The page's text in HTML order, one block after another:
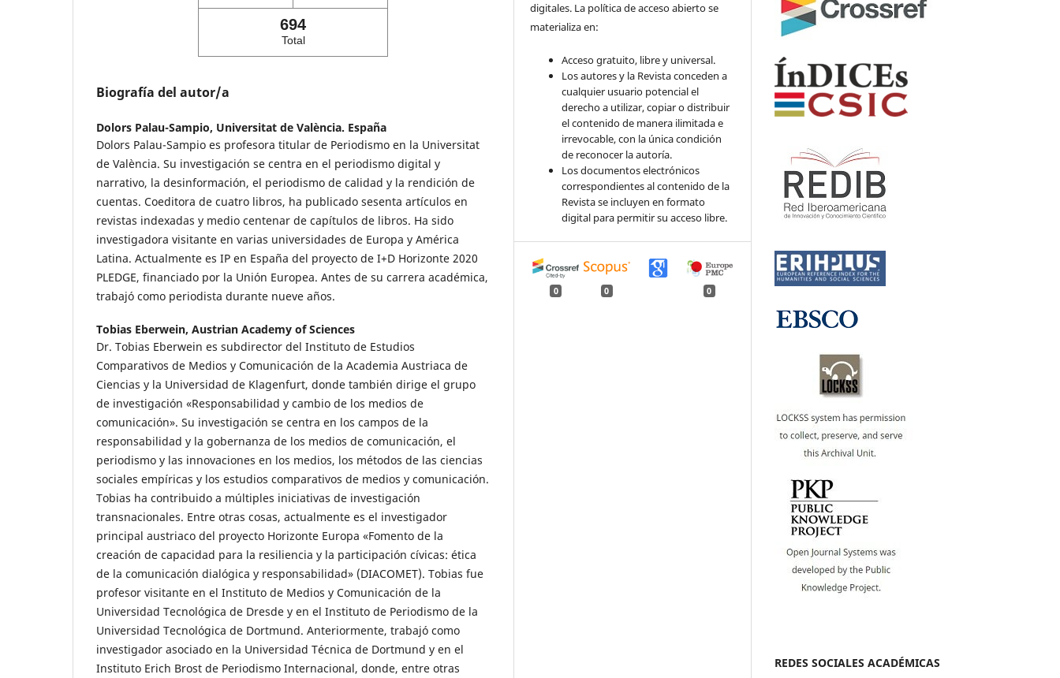
694
Total
Biografía del autor/a
Dolors Palau-Sampio, Universitat de València. España
Dolors Palau-Sampio es profesora titular de Periodismo en la Universitat
de València. Su investigación se centra en el periodismo digital y
narrativo, la desinformación, el periodismo de calidad y la rendición de
cuentas. Coeditora de cuatro libros, ha publicado sesenta artículos en
revistas indexadas y medio centenar de capítulos de libros. Ha sido
investigadora visitante en varias universidades de Europa y América
Latina. Actualmente es IP en España del proyecto de I+D Horizonte 2020
PLEDGE, financiado por la Unión Europea. Antes de su carrera académica,
trabajó como periodista durante nueve años.
Tobias Eberwein, Austrian Academy of Sciences
Dr. Tobias Eberwein es subdirector del Instituto de Estudios
Comparativos de Medios y Comunicación de la Academia Austriaca de
Ciencias y la Universidad de Klagenfurt, donde también dirige el grupo
de investigación «Responsabilidad y cambio de los medios de
comunicación». Su investigación se centra en los campos de la
responsabilidad y la gobernanza de los medios de comunicación, el
periodismo y las innovaciones en los medios, los métodos de las ciencias
sociales empíricas y los estudios comparativos de medios y comunicación.
Tobias ha contribuido a múltiples iniciativas de investigación
transnacionales. Entre otras cosas, actualmente es el investigador
principal austriaco del proyecto Horizonte Europa «Fomento de la
creación de capacidad para la resiliencia y la participación cívicas: ética
de la comunicación dialógica y responsabilidad» (DIACOMET). Tobias fue
profesor visitante en el Instituto de Medios y Comunicación de la
Universidad Tecnológica de Dresde y en el Instituto de Periodismo de la
Universidad Tecnológica de Dortmund. Anteriormente, trabajó como
investigador asociado en la Universidad Técnica de Dortmund y en el
Instituto Erich Brost de Periodismo Internacional, donde, entre otras
digitales. La política de acceso abierto se
materializa en:
Acceso gratuito, libre y universal.
Los autores y la Revista conceden a
cualquier usuario potencial el
derecho a utilizar, copiar o distribuir
el contenido de manera ilimitada e
irrevocable, con la única condición
de reconocer la autoría.
Los documentos electrónicos
correspondientes al contenido de la
Revista se incluyen en formato
digital para permitir su acceso libre.
0 0 0
REDES SOCIALES ACADÉMICAS